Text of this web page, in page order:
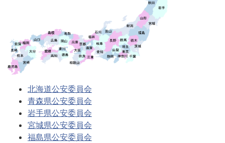
北海道公安委員会
青森県公安委員会
岩手県公安委員会
宮城県公安委員会
福島県公安委員会